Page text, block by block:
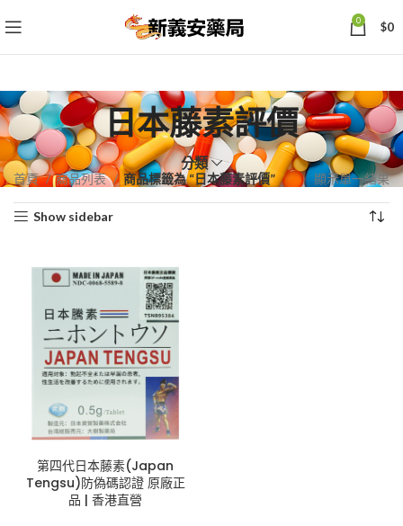
0 $0
日本藤素評價
分類
首頁 商品列表 商品標籤為 “日本藤素評價” 顯示單一結果
Show sidebar
第四代日本藤素(Japan
Tengsu)防偽碼認證 原廠正
品 | 香港直營